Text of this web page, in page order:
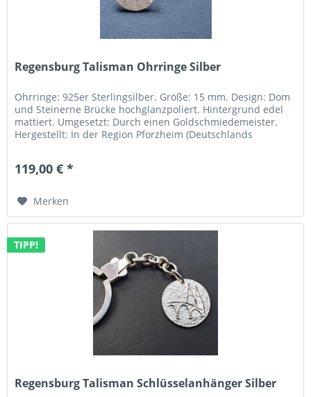
Regensburg Talisman Ohrringe Silber
Ohrringe: 925er Sterlingsilber. Größe: 15 mm. Design: Dom
und Steinerne Brücke hochglanzpoliert. Hintergrund edel
mattiert. Umgesetzt: Durch einen Goldschmiedemeister.
Hergestellt: In der Region Pforzheim (Deutschlands
119,00 € *
Merken
TIPP!
Regensburg Talisman Schlüsselanhänger Silber